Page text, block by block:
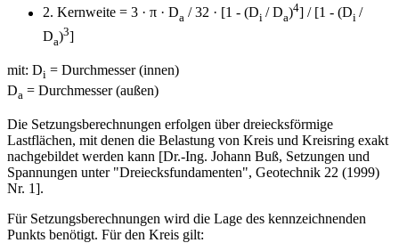
2. Kernweite = 3 · π · Da / 32 · [1 - (Di / Da)4] / [1 - (Di /
Da)3]
mit: Di = Durchmesser (innen)
Da = Durchmesser (außen)
Die Setzungsberechnungen erfolgen über dreiecksförmige
Lastflächen, mit denen die Belastung von Kreis und Kreisring exakt
nachgebildet werden kann [Dr.-Ing. Johann Buß, Setzungen und
Spannungen unter "Dreiecksfundamenten", Geotechnik 22 (1999)
Nr. 1].
Für Setzungsberechnungen wird die Lage des kennzeichnenden
Punkts benötigt. Für den Kreis gilt: